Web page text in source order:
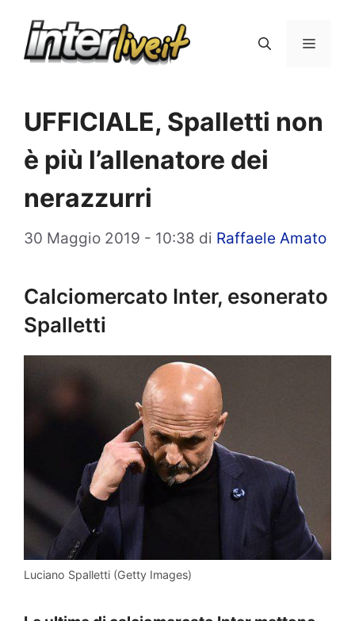
Menu
UFFICIALE, Spalletti non
è più l’allenatore dei
nerazzurri
30 Maggio 2019 - 10:38 di Raffaele Amato
Calciomercato Inter, esonerato
Spalletti
Luciano Spalletti (Getty Images)